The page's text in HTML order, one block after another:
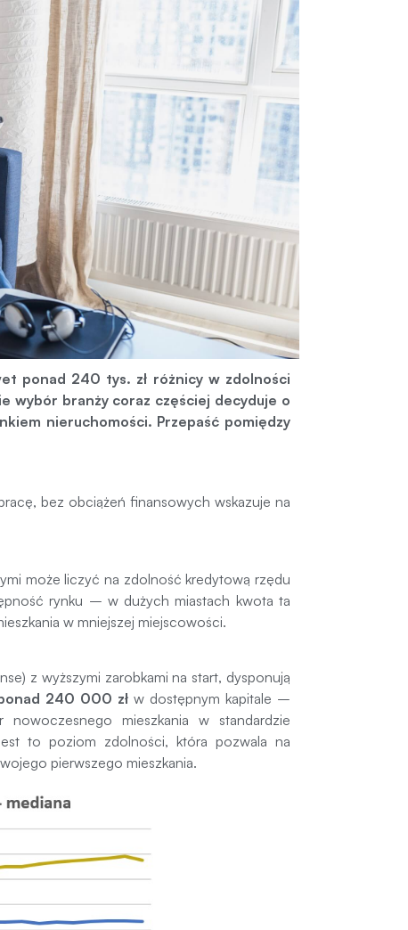
ponad 240 tys. zł różnicy w zdolności
wybór branży coraz częściej decyduje o
nieruchomości. Przepaść pomiędzy
bez obciążeń finansowych wskazuje na
może liczyć na zdolność kredytową rzędu
rynku – w dużych miastach kwota ta
w mniejszej miejscowości.
z wyższymi zarobkami na start, dysponują
240 000 złw dostępnym kapitale –
mieszkania w standardzie
to poziom zdolności, która pozwala na
pierwszego mieszkania.